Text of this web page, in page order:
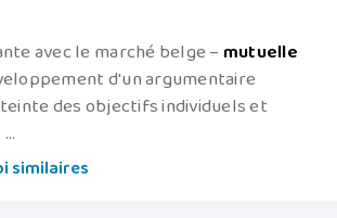
avec le marché belge – mutuelle
d'un argumentaire
des objectifs individuels et
similaires